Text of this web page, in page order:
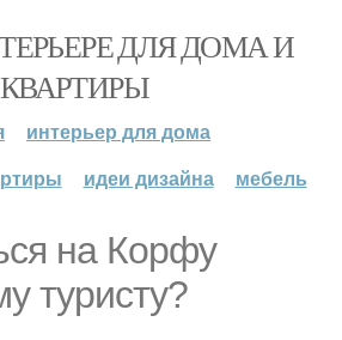
ДЛЯ ДОМА И
КВАРТИРЫ
интерьер для дома
идеи дизайна мебель
на Корфу
туристу?